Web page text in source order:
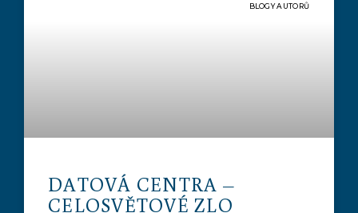
BLOGY AUTORŮ
DATOVÁ CENTRA –
CELOSVĚTOVÉ ZLO